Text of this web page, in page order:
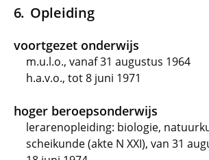
Opleiding
voortgezet onderwijs
m.u.l.o., vanaf 31 augustus 1964
h.a.v.o., tot 8 juni 1971
hoger beroepsonderwijs
lerarenopleiding: biologie,
scheikunde (akte N XXI), van 31